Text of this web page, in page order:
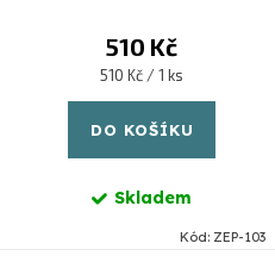
510 Kč
Měrná
cena:
510 Kč / 1 ks
DO KOŠÍKU
Skladem
Kód: ZEP-103